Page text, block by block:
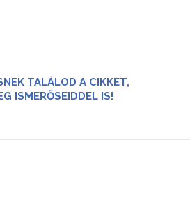
TALÁLOD A CIKKET,
ISMERŐSEIDDEL IS!